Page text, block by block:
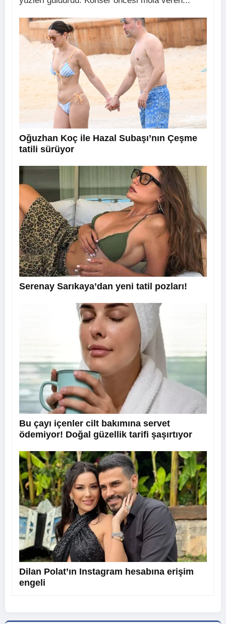
Oğuzhan Koç ile Hazal Subaşı’nın Çeşme
tatili sürüyor
Serenay Sarıkaya’dan yeni tatil pozları!
Bu çayı içenler cilt bakımına servet
ödemiyor! Doğal güzellik tarifi şaşırtıyor
Dilan Polat’ın Instagram hesabına erişim
engeli